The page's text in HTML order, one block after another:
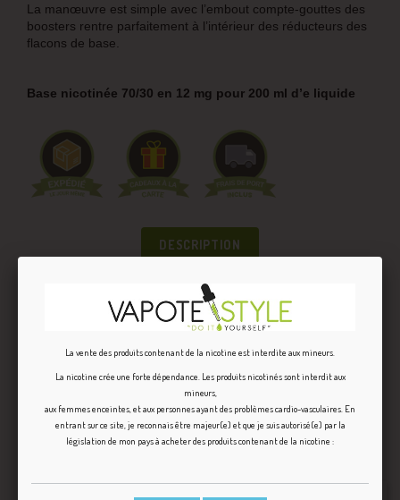
La manœuvre est simple avec l’embout compte-gouttes des
boosters rentre parfaitement à l’intérieur des réducteurs des
flacons de base.
Base nicotinée 70/30 en 12 mg pour 200 ml d’e liquide
DESCRIPTION
La manœuvre est simple avec l’embout compte-gouttes des
boosters rentre parfaitement à l’intérieur des réducteurs des
Base nicotinée 70/30 en 12 mg pour 200 ml d’e liquide
La vente des produits contenant de la nicotine est interdite aux mineurs.
La nicotine crée une forte dépendance. Les produits nicotinés sont interdit aux
mineurs,
aux femmes enceintes, et aux personnes ayant des problèmes cardio-vasculaires. En
entrant sur ce site, je reconnais être majeur(e) et que je suis autorisé(e) par la
législation de mon pays à acheter des produits contenant de la nicotine :